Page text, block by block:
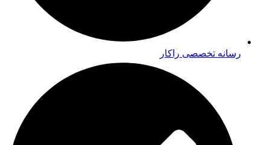
رسانه تخصصی راکار